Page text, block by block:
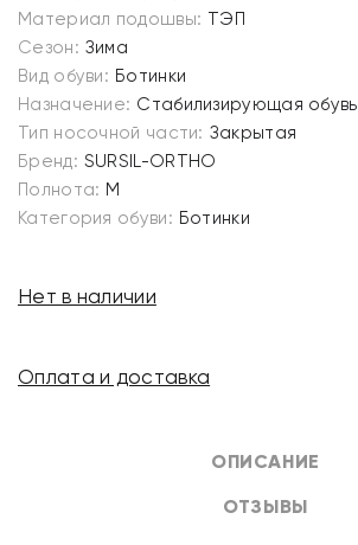
ОПИСАНИЕ
ОТЗЫВЫ
Материал подошвы: ТЭП
Сезон: Зима
Вид обуви: Ботинки
Назначение: Стабилизирующая обувь
Тип носочной части: Закрытая
Бренд: SURSIL-ORTHO
Полнота: M
Категория обуви: Ботинки
Нет в наличии
Оплата и доставка